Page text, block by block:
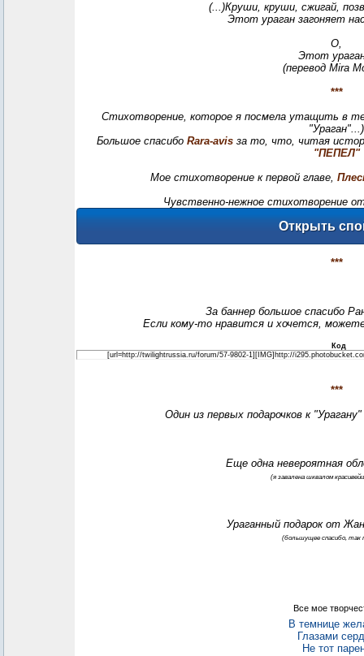
(...)Круши, круши, сжигай,
Этот ураган загоняет
О,
Этот
(перевод Mira
***
Стихотворение, которое я посмела утащить в
"Ураган"...)
Большое спасибо Rara-avisза то, что, читая
"ПЕПЕЛ"
Мое стихотворение к первой главе,
Чувственно-нежное стихотворение
***
За баннер большое спасибо
Если кому-то нравится и хочется,
Код
[url=http://twilightrussia.ru/forum/57-9802-1][IMG]http://
***
Один из первых подарочков к
Еще одна невероятная
(я завалена шквалом
Ураганный подарок от
(большущее спасибо, так
Все мое
В темнице
Глазами
Не тот